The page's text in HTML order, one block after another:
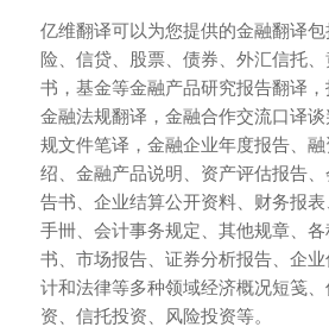
亿维翻译可以为您提供的金融翻译
险、信贷、股票、债券、外汇信托
书，基金等金融产品研究报告翻译，
金融法规翻译，金融合作交流口译
规文件笔译，金融企业年度报告、
绍、金融产品说明、资产评估报告
告书、企业结算公开资料、财务报
手卌、会计事务规定、其他规章、
书、市场报告、证券分析报告、企
计和法律等多种领域经济概况短笺
资、信托投资、风险投资等。